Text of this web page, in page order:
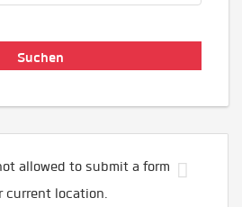
allowed to submit a form
current location.